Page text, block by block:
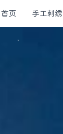
首页 手工刺绣